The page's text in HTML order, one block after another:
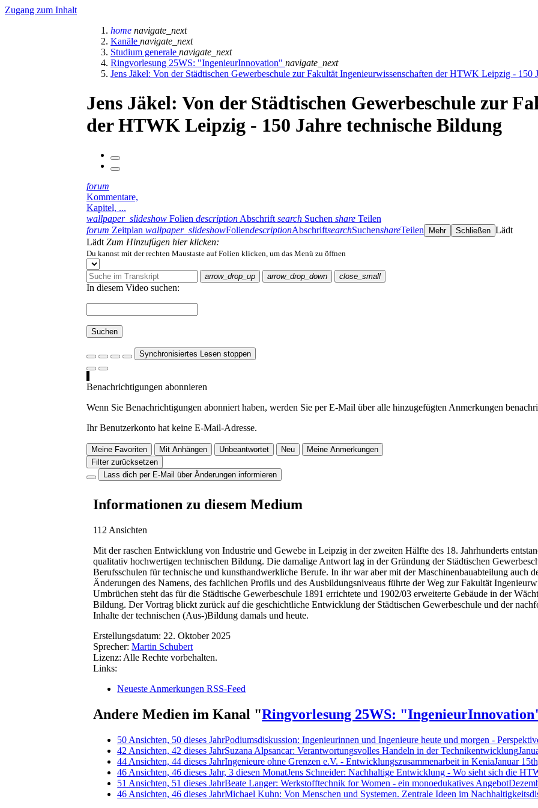
Zugang zum Inhalt
home navigate_next
Kanäle navigate_next
Studium generale navigate_next
Ringvorlesung 25WS: "IngenieurInnovation" navigate_next
Jens Jäkel: Von der Städtischen Gewerbeschule zur Fakultät Ingenieurwissenschaften der HTWK Leipzig - 150
Jens Jäkel: Von der Städtischen Gewerbeschule zur
der HTWK Leipzig - 150 Jahre technische Bildung
forum
Kommentare,
Kapitel, ...
wallpaper_slideshow Folien description Abschrift search Suchen share Teilen
forum Zeitplan wallpaper_slideshowFoliendescriptionAbschriftsearchSuchenshareTeilen Mehr Schließen Lädt
Lädt Zum Hinzufügen hier klicken:
Du kannst mit der rechten Maustaste auf Folien klicken, um das Menü zu öffnen
arrow_drop_up arrow_drop_down close_small
In diesem Video suchen:
Suchen
Synchronisiertes Lesen stoppen
Benachrichtigungen abonnieren
Wenn Sie Benachrichtigungen abonniert haben, werden Sie per E-Mail über alle hinzugefügten Anmerkungen
Ihr Benutzerkonto hat keine E-Mail-Adresse.
Meine Favoriten Mit Anhängen Unbeantwortet Neu
Meine Anmerkungen
Filter zurücksetzen
Lass dich per E-Mail über Änderungen informieren
Informationen zu diesem Medium
112 Ansichten
Mit der raschen Entwicklung von Industrie und Gewebe in Leipzig in der zweiten Hälfte des 18. Jahrhunderts
qualitativ hochwertigen technischen Bildung. Die damalige Antwort lag in der Gründung der Städtischen
Berufsschulen für technische und kunsthandwerkliche Berufe. In ihr war aber mit der Maschinenbauabteilung auch
Änderungen des Namens, des fachlichen Profils und des Ausbildungsniveaus führte der Weg zur Fakultät
Umbrüchen steht das für die Städtische Gewerbeschule 1891 errichtete und 1902/03 erweiterte Gebäude in der
Bildung. Der Vortrag blickt zurück auf die geschichtliche Entwicklung der Städtischen Gewerbeschule und der
Inhalte der technischen (Aus-)Bildung damals und heute.
Erstellungsdatum: 22. Oktober 2025
Sprecher: Martin Schubert
Lizenz: Alle Rechte vorbehalten.
Links:
Neueste Anmerkungen RSS-Feed
Andere Medien im Kanal "Ringvorlesung 25WS:
50 Ansichten, 50 dieses JahrPodiumsdiskussion: Ingenieurinnen und Ingenieure heute und morgen -
42 Ansichten, 42 dieses JahrSuzana Alpsancar: Verantwortungsvolles Handeln in der Technikentwicklung
44 Ansichten, 44 dieses JahrIngenieure ohne Grenzen e.V. - Entwicklungszusammenarbeit in KeniaJanuar
46 Ansichten, 46 dieses Jahr, 3 diesen MonatJens Schneider: Nachhaltige Entwicklung - Wo sieht sich die
51 Ansichten, 51 dieses JahrBeate Langer: Werkstofftechnik for Women - ein monoedukatives Angebot
46 Ansichten, 46 dieses JahrMichael Kuhn: Von Menschen und Systemen. Zentrale Ideen im